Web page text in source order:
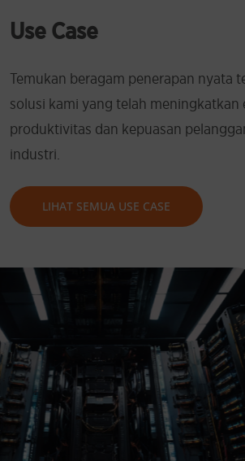
Use Case
Temukan beragam penerapan nyata
solusi kami yang telah meningkatkan
produktivitas dan kepuasan
industri.
LIHAT SEMUA USE CASE